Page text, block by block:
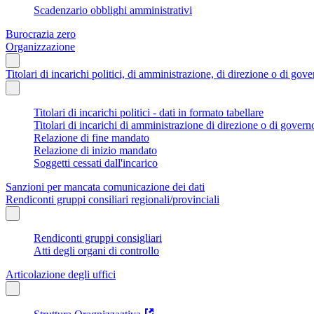
Scadenzario obblighi amministrativi
Burocrazia zero
Organizzazione
Titolari di incarichi politici, di amministrazione, di direzione o di
Titolari di incarichi politici - dati in formato tabellare
Titolari di incarichi di amministrazione di direzione o di
Relazione di fine mandato
Relazione di inizio mandato
Soggetti cessati dall'incarico
Sanzioni per mancata comunicazione dei dati
Rendiconti gruppi consiliari regionali/provinciali
Rendiconti gruppi consigliari
Atti degli organi di controllo
Articolazione degli uffici